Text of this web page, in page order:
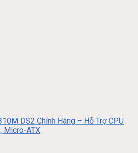
DS2 Chính Hãng – Hỗ Trợ CPU
Micro-ATX